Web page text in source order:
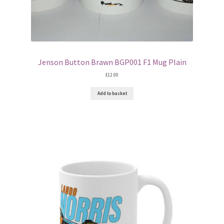
Fernando Alonso – F1 Helmets
Jean Alesi – F1 helmets
Jean Alesi – F1 helmets Copy
Jenson Button Brawn BGP001 F1 Mug Plain
£12.00
Add to basket